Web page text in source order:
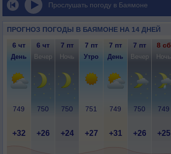
Прослушать погоду в Баямоне
ПРОГНОЗ ПОГОДЫ В БАЯМОНЕ НА 14 ДНЕЙ
6 чт 6 чт 7 пт 7 пт 7 пт 7 пт 8 сб
День Вечер Ночь Утро День Вечер Ночь
749 750 750 751 749 750 749
+32 +26 +24 +27 +31 +26 +25